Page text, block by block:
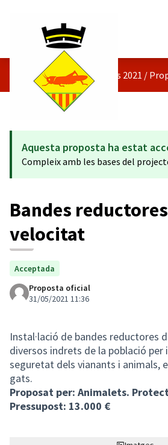
Pressupostos participatius 2021 /
Aquesta proposta ha estat
Compleix amb les bases del
Bandes
velocitat
Acceptada
Proposta oficial
31/05/2021 11:36
Instal·lació de bandes reductores
diversos indrets de la població per
seguretat dels vianants i animals,
gats.
Proposat per: Animalets.
Pressupost: 13.000 €